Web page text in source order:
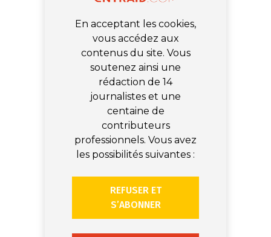
En acceptant les cookies,
vous accédez aux
contenus du site. Vous
soutenez ainsi une
rédaction de 14
journalistes et une
centaine de
contributeurs
professionnels. Vous avez
les possibilités suivantes :
REFUSER ET
S’ABONNER